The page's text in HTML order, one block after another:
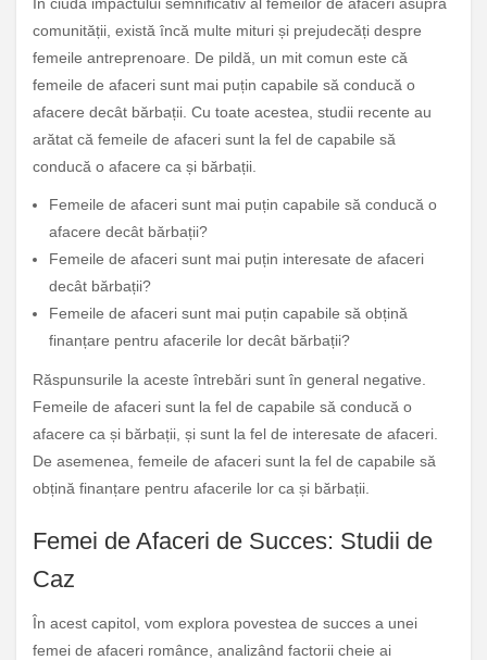
comunității, există încă multe mituri și prejudecăți despre
femeile antreprenoare. De pildă, un mit comun este că
femeile de afaceri sunt mai puțin capabile să conducă o
afacere decât bărbații. Cu toate acestea, studii recente au
arătat că femeile de afaceri sunt la fel de capabile să
conducă o afacere ca și bărbații.
Femeile de afaceri sunt mai puțin capabile să conducă o
afacere decât bărbații?
Femeile de afaceri sunt mai puțin interesate de afaceri
decât bărbații?
Femeile de afaceri sunt mai puțin capabile să obțină
finanțare pentru afacerile lor decât bărbații?
Răspunsurile la aceste întrebări sunt în general negative.
Femeile de afaceri sunt la fel de capabile să conducă o
afacere ca și bărbații, și sunt la fel de interesate de afaceri.
De asemenea, femeile de afaceri sunt la fel de capabile să
obțină finanțare pentru afacerile lor ca și bărbații.
Femei de Afaceri de Succes: Studii de
Caz
În acest capitol, vom explora povestea de succes a unei
femei de afaceri românce, analizând factorii cheie ai